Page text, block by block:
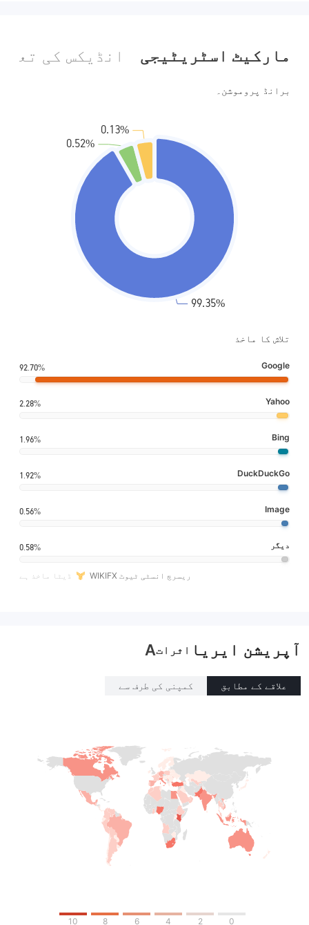
مارکیٹ اسٹریٹیجی انڈیکس کی
تلاش کا ماخذ
Google
92.70%
Yahoo
2.28%
Bing
1.96%
DuckDuckGo
1.92%
Image
0.56%
دیگر 0.58%
ڈیٹا ماخذ ہے WIKIFX ریسرچ انسٹی ٹیوٹ
آپریشن ایریا اثراتA
علاقے کے مطابق کمپنی کی طرف سے
0
2
4
6
8
10